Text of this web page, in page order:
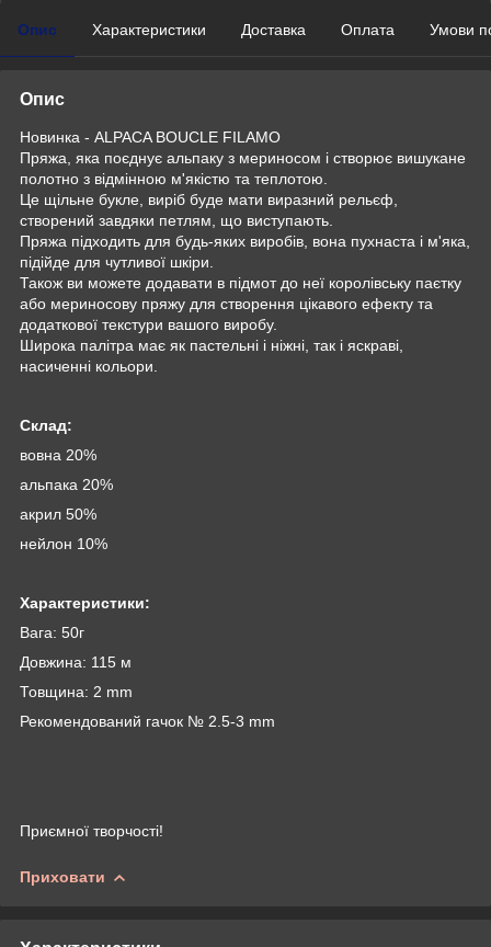
Опис Характеристики Доставка Оплата Умови
Опис
Новинка - ALPACA BOUCLE FILAMO
Пряжа, яка поєднує альпаку з мериносом і створює вишукане
полотно з відмінною м'якістю та теплотою.
Це щільне букле, виріб буде мати виразний рельєф,
створений завдяки петлям, що виступають.
Пряжа підходить для будь-яких виробів, вона пухнаста і м'яка,
підійде для чутливої шкіри.
Також ви можете додавати в підмот до неї королівську паєтку
або мериносову пряжу для створення цікавого ефекту та
додаткової текстури вашого виробу.
Широка палітра має як пастельні і ніжні, так і яскраві,
насиченні кольори.
Склад:
вовна 20%
альпака 20%
акрил 50%
нейлон 10%
Характеристики:
Вага: 50г
Довжина: 115 м
Товщина: 2 mm
Рекомендований гачок № 2.5-3 mm
Приємної творчості!
Приховати